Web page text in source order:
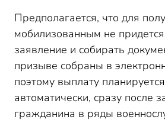
Предполагается, что для
мобилизованным не
заявление и собирать
призыве собраны в
поэтому выплату
автоматически, сразу после
гражданина в ряды